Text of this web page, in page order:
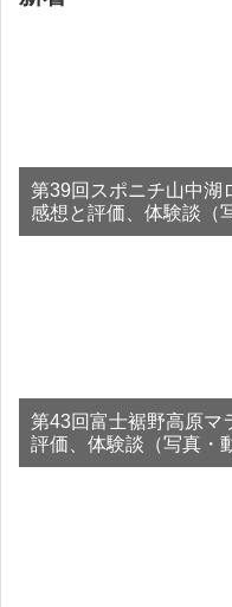
第39回スポニチ山中湖
感想と評価、体験談（
第43回富士裾野高原マ
評価、体験談（写真・